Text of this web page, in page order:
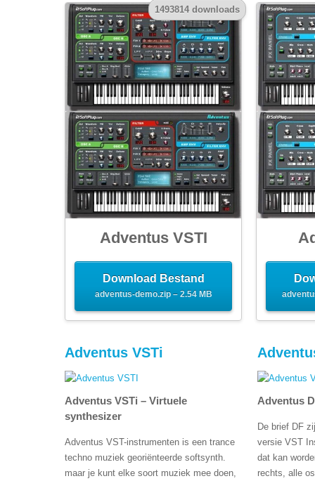
1493814 downloads
Adventus VSTI
Download Bestand
adventus-demo.zip – 2.54 MB
Adventus VSTi
Adventus VSTi – Virtuele
synthesizer
Adventus VST-instrumenten is een trance
techno muziek georiënteerde softsynth.
maar je kunt elke soort muziek mee doen,
Adventus
De brief DF
versie VST
dat kan
rechts, alle